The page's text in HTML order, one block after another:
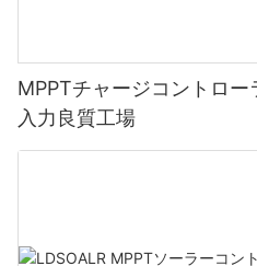
MPPTチャージコントロ
入力良質工場